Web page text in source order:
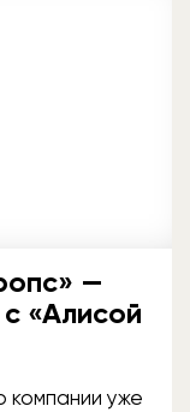
—
«Алисой
уже